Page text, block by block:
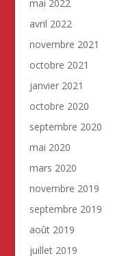
mai 2022
avril 2022
novembre 2021
octobre 2021
janvier 2021
octobre 2020
septembre 2020
mai 2020
mars 2020
novembre 2019
septembre 2019
août 2019
juillet 2019